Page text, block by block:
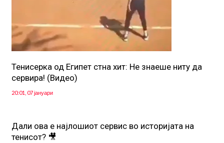
Тенисерка од Египет стна хит: Не знаеше ниту да
сервира! (Видео)
20:01, 07 јануари
Дали ова е најлошиот сервис во историјата на
тенисот? 🎥